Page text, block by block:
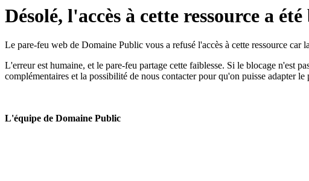
Désolé, l'accès à cette ressource a
Le pare-feu web de Domaine Public vous a refusé l'accès à cette ressource car
L'erreur est humaine, et le pare-feu partage cette faiblesse. Si le blocage n'est
complémentaires et la possibilité de nous contacter pour qu'on puisse adapter le
L'équipe de Domaine Public